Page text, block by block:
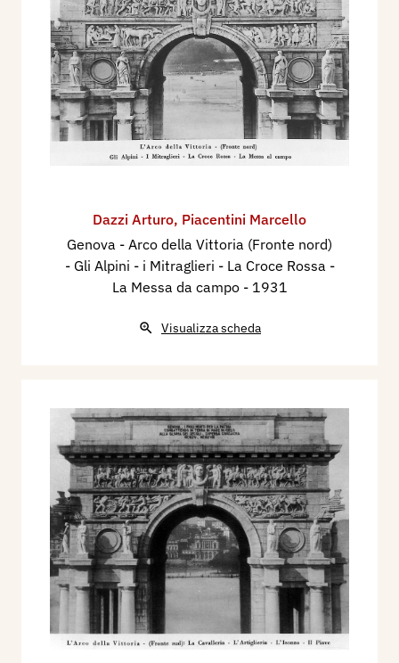
Dazzi Arturo, Piacentini Marcello
Genova - Arco della Vittoria (Fronte nord)
- Gli Alpini - i Mitraglieri - La Croce Rossa -
La Messa da campo - 1931
Visualizza scheda